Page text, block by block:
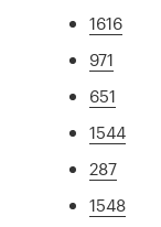
1616
971
651
1544
287
1548